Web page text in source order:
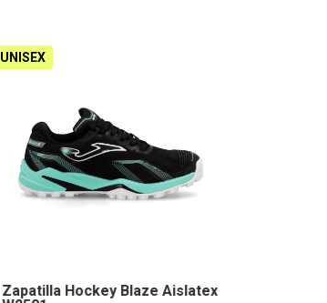
UNISEX
Zapatilla Hockey Blaze Aislatex